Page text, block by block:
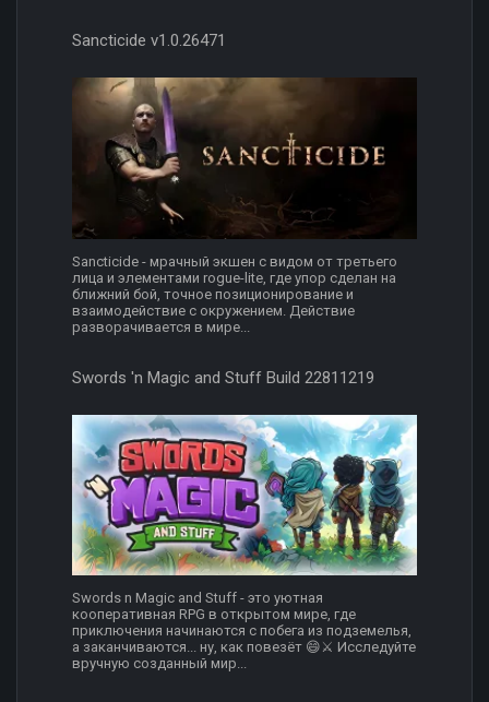
Sancticide v1.0.26471
Sancticide - мрачный экшен с видом от третьего
лица и элементами rogue-lite, где упор сделан на
ближний бой, точное позиционирование и
взаимодействие с окружением. Действие
разворачивается в мире...
Swords 'n Magic and Stuff Build 22811219
Swords n Magic and Stuff - это уютная
кооперативная RPG в открытом мире, где
приключения начинаются с побега из подземелья,
а заканчиваются... ну, как повезёт 😄⚔️ Исследуйте
вручную созданный мир...